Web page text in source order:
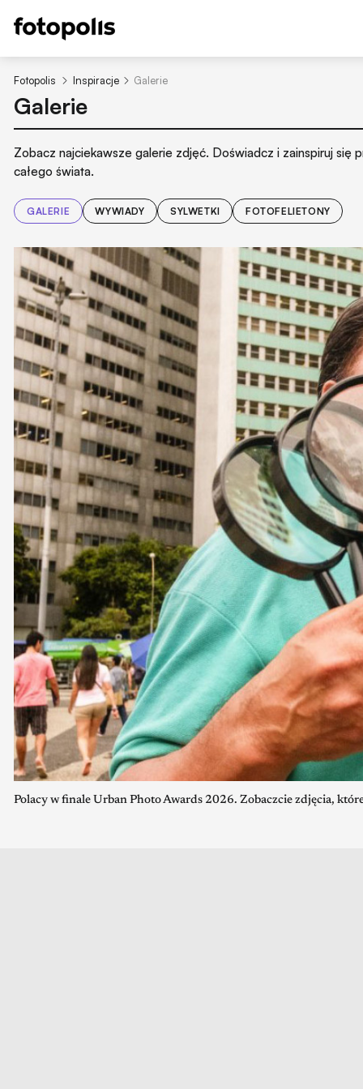
Fotopolis Inspiracje Galerie
Galerie
Zobacz najciekawsze galerie zdjęć. Doświadcz i zainspiruj
całego świata.
GALERIE WYWIADY SYLWETKI FOTOFELIETONY
Polacy w finale Urban Photo Awards 2026. Zobaczcie zdjęcia,